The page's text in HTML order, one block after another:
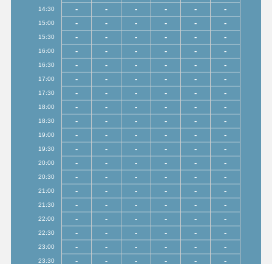
14:30 - - - - - -
15:00 - - - - - -
15:30 - - - - - -
16:00 - - - - - -
16:30 - - - - - -
17:00 - - - - - -
17:30 - - - - - -
18:00 - - - - - -
18:30 - - - - - -
19:00 - - - - - -
19:30 - - - - - -
20:00 - - - - - -
20:30 - - - - - -
21:00 - - - - - -
21:30 - - - - - -
22:00 - - - - - -
22:30 - - - - - -
23:00 - - - - - -
23:30 - - - - - -